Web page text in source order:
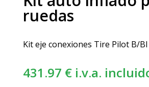
ruedas
Kit eje conexiones Tire Pilot B/BI
431.97 € i.v.a.